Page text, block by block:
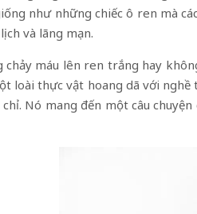
như những chiếc ô ren mà
và lãng mạn.
máu lên ren trắng hay
loài thực vật hoang dã với
Nó mang đến một câu